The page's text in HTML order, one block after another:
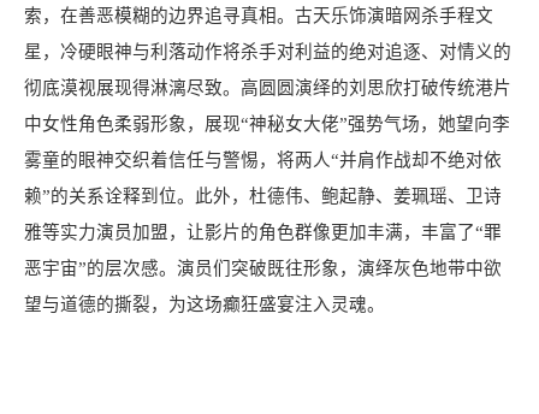
索，在善恶模糊的边界追寻真相。古天乐饰演暗网杀手程文
星，冷硬眼神与利落动作将杀手对利益的绝对追逐、对情义的
彻底漠视展现得淋漓尽致。高圆圆演绎的刘思欣打破传统港片
中女性角色柔弱形象，展现“神秘女大佬”强势气场，她望向李
雾童的眼神交织着信任与警惕，将两人“并肩作战却不绝对依
赖”的关系诠释到位。此外，杜德伟、鲍起静、姜珮瑶、卫诗
雅等实力演员加盟，让影片的角色群像更加丰满，丰富了“罪
恶宇宙”的层次感。演员们突破既往形象，演绎灰色地带中欲
望与道德的撕裂，为这场癫狂盛宴注入灵魂。